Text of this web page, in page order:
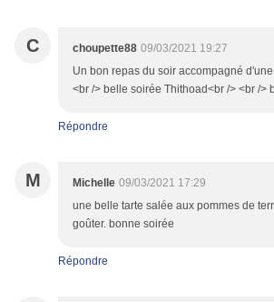
C choupette88 09/03/2021 19:27
Un bon repas du soir accompagné
<br /> belle soirée Thithoad<br /> <br />
Répondre
M Michelle 09/03/2021 17:29
une belle tarte salée aux pommes de
goûter. bonne soirée
Répondre